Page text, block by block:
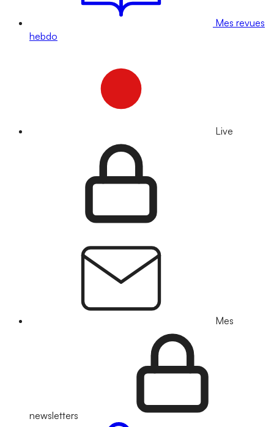
Mes revues
hebdo
Live
Mes
newsletters